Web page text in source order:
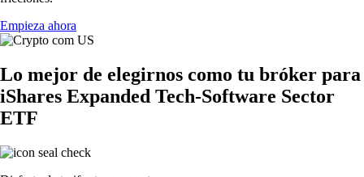
Empieza ahora
Lo mejor de elegirnos como tu bróker para
iShares Expanded Tech-Software Sector
ETF